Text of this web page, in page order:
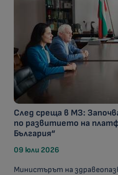
След среща в МЗ:
по развитието на
България“
09 юли 2026
Министърът на